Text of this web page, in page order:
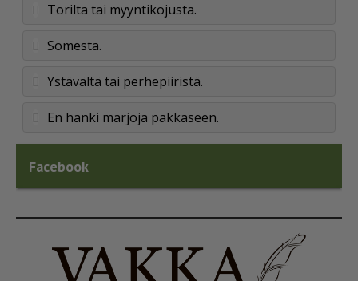
Torilta tai myyntikojusta.
Somesta.
Ystävältä tai perhepiiristä.
En hanki marjoja pakkaseen.
Facebook